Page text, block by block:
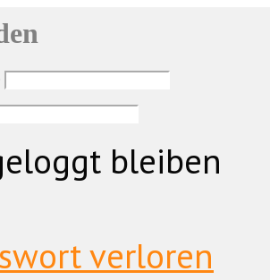
bleiben
verloren